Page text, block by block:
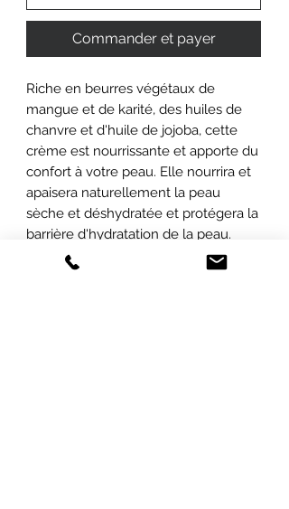
Commander et payer
Riche en beurres végétaux de
mangue et de karité, des huiles de
chanvre et d'huile de jojoba, cette
crème est nourrissante et apporte du
confort à votre peau. Elle nourrira et
apaisera naturellement la peau
sèche et déshydratée et protégera la
barrière d'hydratation de la peau.